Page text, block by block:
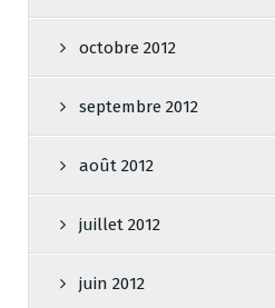
octobre 2012
septembre 2012
août 2012
juillet 2012
juin 2012